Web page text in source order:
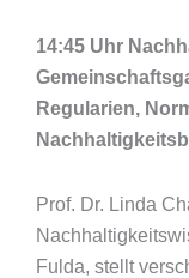
14:45 Uhr
Regularien,
Prof. Dr. Linda
Fulda, stellt